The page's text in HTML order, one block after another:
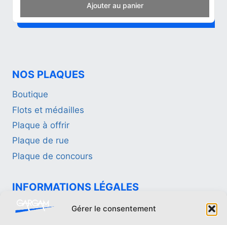
Gérer le consentement
Add to cart
NOS PLAQUES
Boutique
Flots et médailles
Plaque à offrir
Plaque de rue
Plaque de concours
INFORMATIONS LÉGALES
Politique de confidentialité